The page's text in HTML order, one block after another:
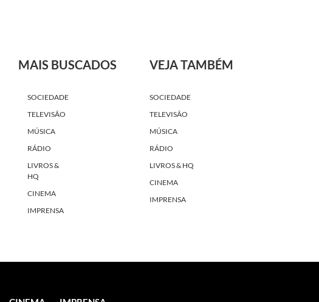
MAIS BUSCADOS
SOCIEDADE
TELEVISÃO
MÚSICA
RÁDIO
LIVROS &
HQ
CINEMA
IMPRENSA
VEJA TAMBÉM
SOCIEDADE
TELEVISÃO
MÚSICA
RÁDIO
LIVROS & HQ
CINEMA
IMPRENSA